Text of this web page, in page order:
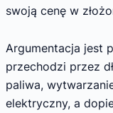
swoją cenę w
Argumentacja jest
przechodzi przez
paliwa,
elektryczny, a